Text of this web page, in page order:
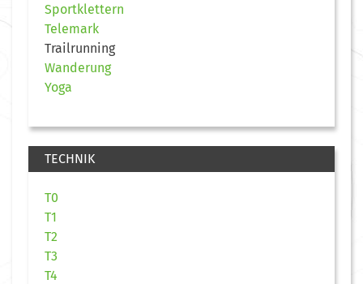
Sportklettern
Telemark
Trailrunning
Wanderung
Yoga
TECHNIK
T0
T1
T2
T3
T4